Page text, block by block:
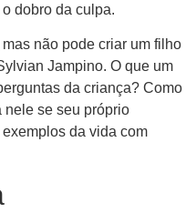
dobro da culpa.
não pode criar um filho
Jampino. O que um
da criança? Como
nele se seu próprio
da vida com